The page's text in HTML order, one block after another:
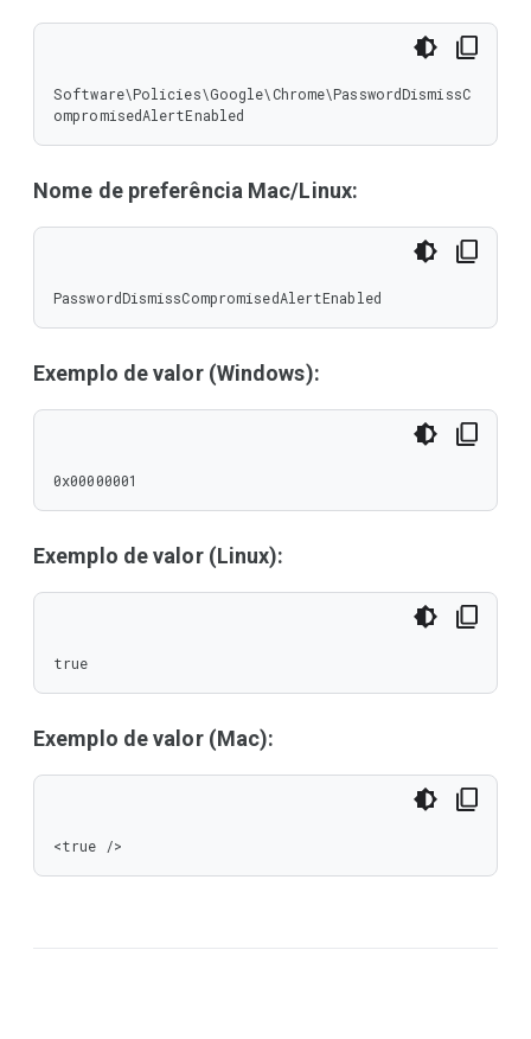
Software\Policies\Google\Chrome\PasswordDismissC
ompromisedAlertEnabled
Nome de preferência Mac/Linux:
PasswordDismissCompromisedAlertEnabled
Exemplo de valor (Windows):
0x00000001
Exemplo de valor (Linux):
true
Exemplo de valor (Mac):
<true />